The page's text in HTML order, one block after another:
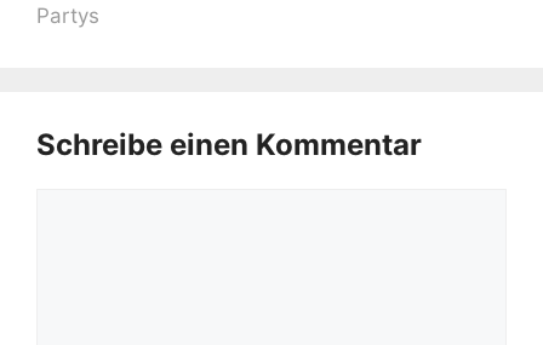
Partys
Schreibe einen Kommentar